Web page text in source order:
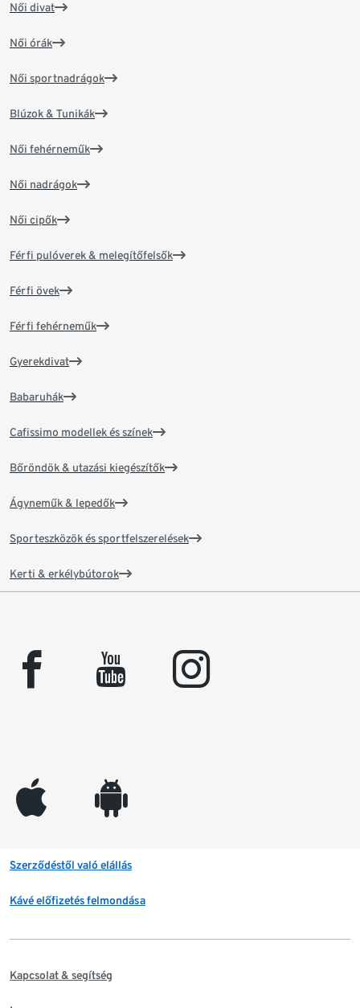
Női divat
Női órák
Női sportnadrágok
Blúzok & Tunikák
Női fehérneműk
Női nadrágok
Női cipők
Férfi pulóverek & melegítőfelsők
Férfi övek
Férfi fehérneműk
Gyerekdivat
Babaruhák
Cafissimo modellek és színek
Bőröndök & utazási kiegészítők
Ágyneműk & lepedők
Sporteszközök és sportfelszerelések
Kerti & erkélybútorok
facebook youtube instagram
appleinc android
Szerződéstől való elállás
Kávé előfizetés felmondása
Kapcsolat & segítség